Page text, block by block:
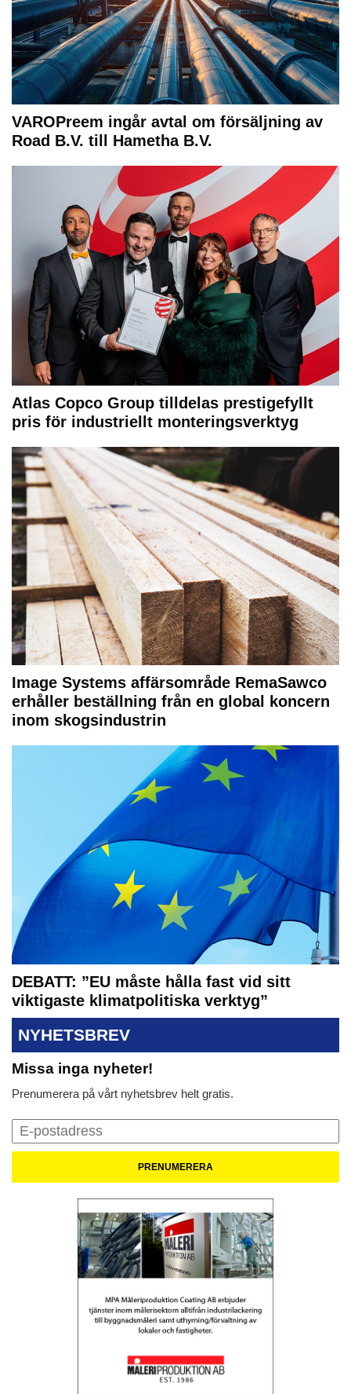
VAROPreem ingår avtal om försäljning av
Road B.V. till Hametha B.V.
Atlas Copco Group tilldelas prestigefyllt
pris för industriellt monteringsverktyg
Image Systems affärsområde RemaSawco
erhåller beställning från en global koncern
inom skogsindustrin
DEBATT: ”EU måste hålla fast vid sitt
viktigaste klimatpolitiska verktyg”
NYHETSBREV
Missa inga nyheter!
Prenumerera på vårt nyhetsbrev helt gratis.